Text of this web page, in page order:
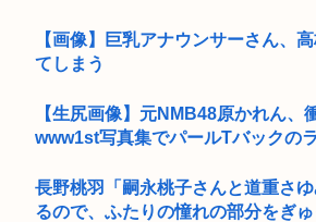
【画像】巨乳アナウンサーさん、
てしまう
【生尻画像】元NMB48原かれん、
www1st写真集でパールTバックの
長野桃羽「嗣永桃子さんと道重さ
るので、ふたりの憧れの部分をぎ